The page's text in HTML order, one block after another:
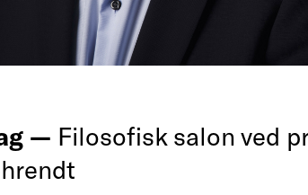
— Filosofisk salon ved